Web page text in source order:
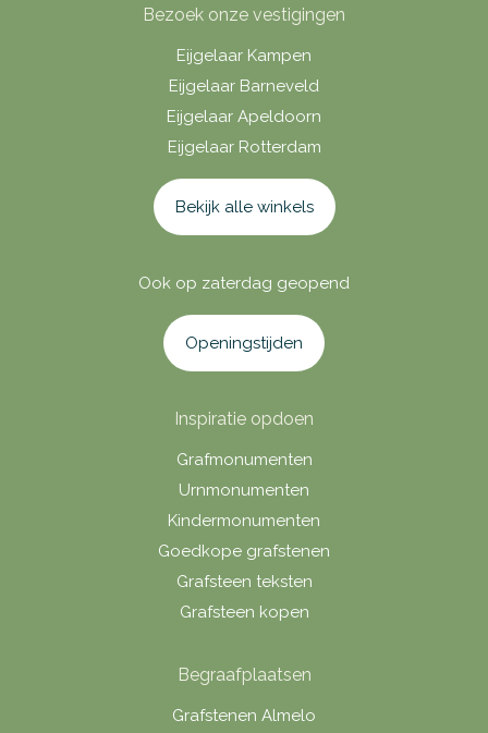
Bezoek onze vestigingen
Eijgelaar Kampen
Eijgelaar Barneveld
Eijgelaar Apeldoorn
Eijgelaar Rotterdam
Bekijk alle winkels
Ook op zaterdag geopend
Openingstijden
Inspiratie opdoen
Grafmonumenten
Urnmonumenten
Kindermonumenten
Goedkope grafstenen
Grafsteen teksten
Grafsteen kopen
Begraafplaatsen
Grafstenen Almelo